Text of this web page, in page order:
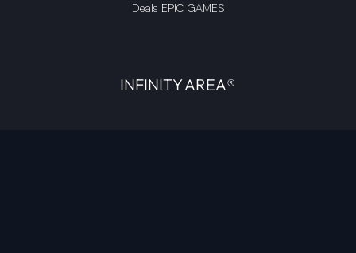
Deals EPIC GAMES
INFINITY AREA®